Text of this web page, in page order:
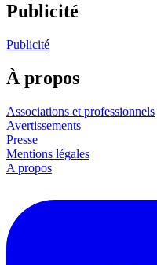
Publicité
Publicité
À propos
Associations et professionnels
Avertissements
Presse
Mentions légales
A propos